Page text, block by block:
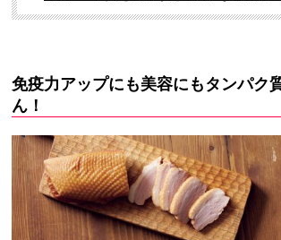
免疫力アップにも美容にもタンパク
ん！